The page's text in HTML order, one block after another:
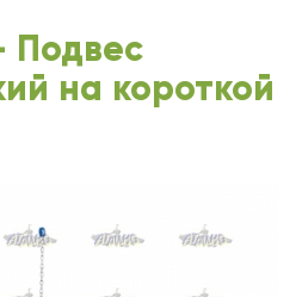
Подвес
на короткой